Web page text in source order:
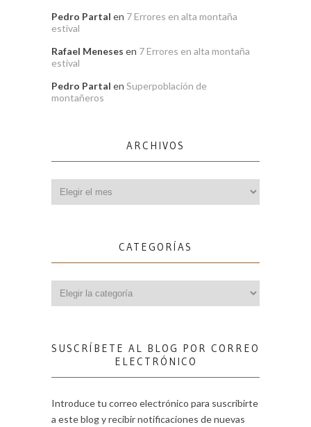
Pedro Partal en 7 Errores en alta montaña
estival
Rafael Meneses en 7 Errores en alta montaña
estival
Pedro Partal en Superpoblación de
montañeros
ARCHIVOS
CATEGORÍAS
SUSCRÍBETE AL BLOG POR CORREO
ELECTRÓNICO
Introduce tu correo electrónico para suscribirte
a este blog y recibir notificaciones de nuevas